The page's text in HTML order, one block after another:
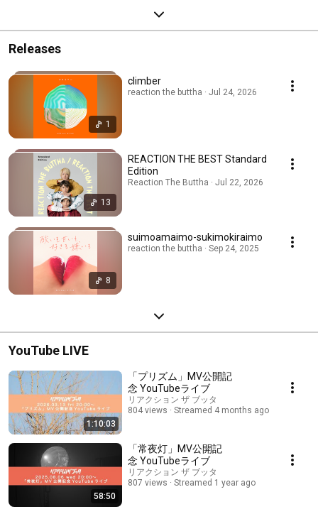
Releases
1
climber
reaction the buttha · Jul 24, 2026
13
REACTION THE BEST Standard
Edition
Reaction The Buttha · Jul 22, 2026
8
suimoamaimo-sukimokiraimo
reaction the buttha · Sep 24, 2025
YouTube LIVE
1:10:03
「プリズム」MV公開記
念 YouTubeライブ
リアクション ザ ブッタ
804 views
Streamed 4 months ago
58:50
「常夜灯」MV公開記
念 YouTubeライブ
リアクション ザ ブッタ
807 views
Streamed 1 year ago